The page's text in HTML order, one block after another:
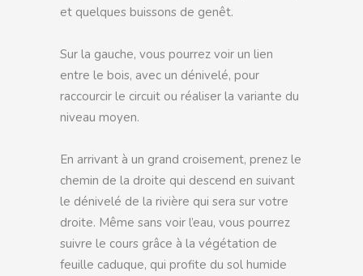
et quelques buissons de genêt.
Sur la gauche, vous pourrez voir un lien
entre le bois, avec un dénivelé, pour
raccourcir le circuit ou réaliser la variante du
niveau moyen.
En arrivant à un grand croisement, prenez le
chemin de la droite qui descend en suivant
le dénivelé de la rivière qui sera sur votre
droite. Même sans voir l’eau, vous pourrez
suivre le cours grâce à la végétation de
feuille caduque, qui profite du sol humide